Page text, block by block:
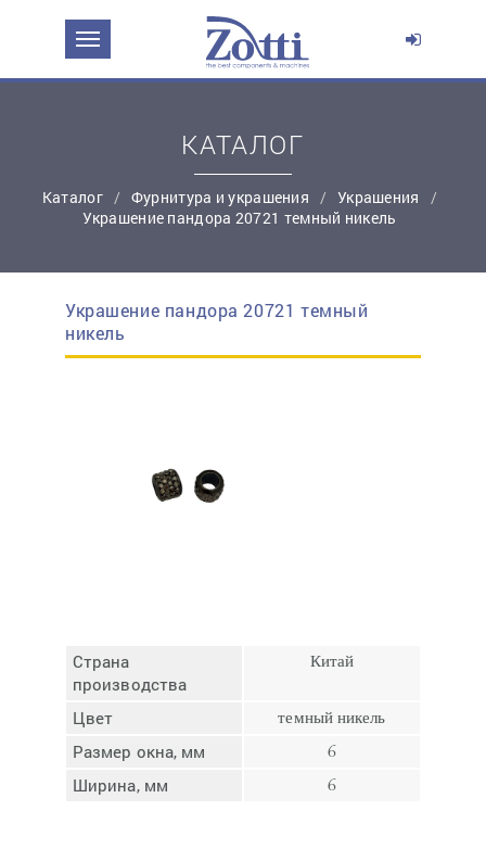
КАТАЛОГ
Каталог Фурнитура и украшения
Украшения
Украшение пандора 20721 темный никель
Украшение пандора 20721 темный
никель
Страна
производства
Китай
Цвет темный никель
Размер окна, мм 6
Ширина, мм 6
ЗАДАТЬ ВОПРОС О ПРОДУКТЕ
Эл. почта:
Контактный телефон:*
Ваш вопрос: